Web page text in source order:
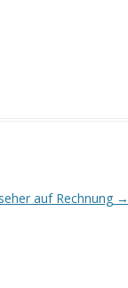
auf Rechnung →